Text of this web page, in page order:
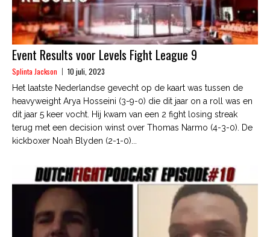
Event Results voor Levels Fight League 9
Splinta Jackson 10 juli, 2023
Het laatste Nederlandse gevecht op de kaart was tussen de
heavyweight Arya Hosseini (3-9-0) die dit jaar on a roll was en
dit jaar 5 keer vocht. Hij kwam van een 2 fight losing streak
terug met een decision winst over Thomas Narmo (4-3-0). De
kickboxer Noah Blyden (2-1-0)...